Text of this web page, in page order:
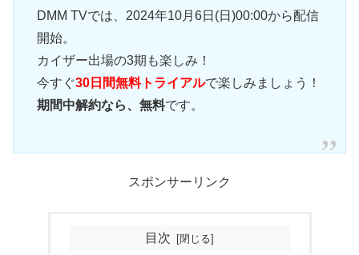
DMM TVでは、2024年10月6日(日)00:00から配信
開始。
カイザー出場の3期も楽しみ！
今すぐ30日間無料トライアルで楽しみましょう！
期間中解約なら、無料です。
スポンサーリンク
目次